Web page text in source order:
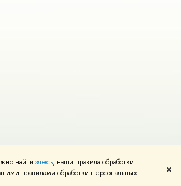
найти здесь, наши правила обработки
правилами обработки персональных
✖
Редактору